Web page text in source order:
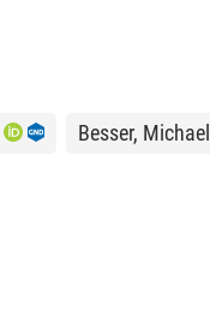
Besser, Michael